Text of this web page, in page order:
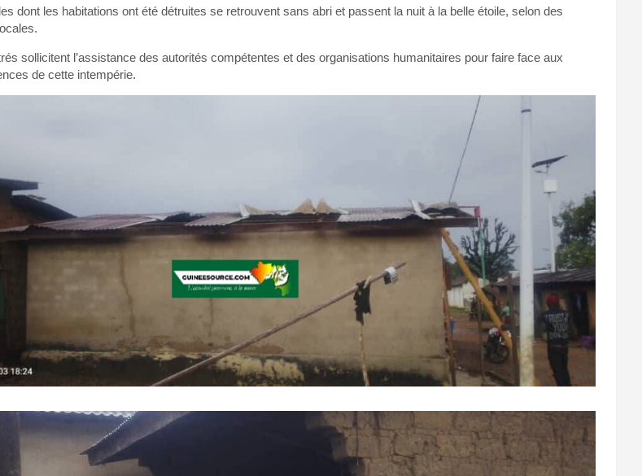
dont les habitations ont été détruites se retrouvent sans abri et passent la nuit à la belle étoile, selon des
sollicitent l’assistance des autorités compétentes et des organisations humanitaires pour faire face aux
de cette intempérie.